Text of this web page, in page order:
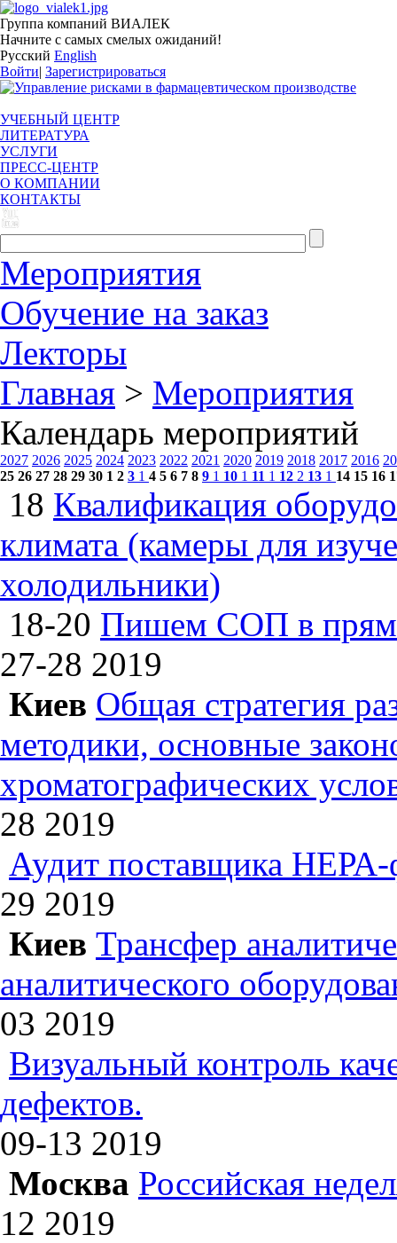
Группа компаний ВИАЛЕК
Начните с самых смелых ожиданий!
Русский English
Войти| Зарегистрироваться
УЧЕБНЫЙ ЦЕНТР
ЛИТЕРАТУРА
УСЛУГИ
ПРЕСС-ЦЕНТР
О КОМПАНИИ
КОНТАКТЫ
Мероприятия
Обучение на заказ
Лекторы
Главная > Мероприятия
Календарь мероприятий
2027 2026 2025 2024 2023 2022 2021 2020 2019 2018 2017 2016
25 26 27 28 29 30 1 2 3 1 4 5 6 7 8 9 1 10 1 11 1 12 2 13 1 14 15 16
18 Квалификация
климата (камеры для
холодильники)
18-20 Пишем СОП в
27-28 2019
Киев Общая стратегия
методики, основные
хроматографических
28 2019
Аудит поставщика НЕРА-
29 2019
Киев Трансфер
аналитического
03 2019
Визуальный контроль
дефектов.
09-13 2019
Москва Российская
12 2019